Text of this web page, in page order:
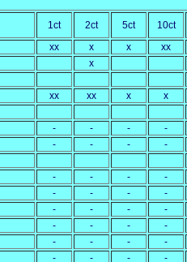
1ct 2ct 5ct
10ct
xx x x
xx
x
xx xx x
x
- - -
-
- - -
-
- - -
-
- - -
-
- - -
-
- - -
-
- - -
-
- - -
-